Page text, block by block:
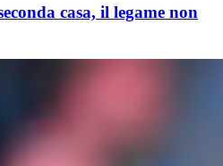
casa, il legame non